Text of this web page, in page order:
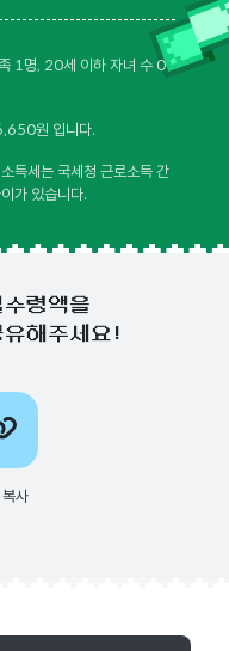
1명, 20세 이하 자녀 수 0
원 입니다.
득세는 국세청 근로소득 간
가 있습니다.
령액을
해주세요!
사